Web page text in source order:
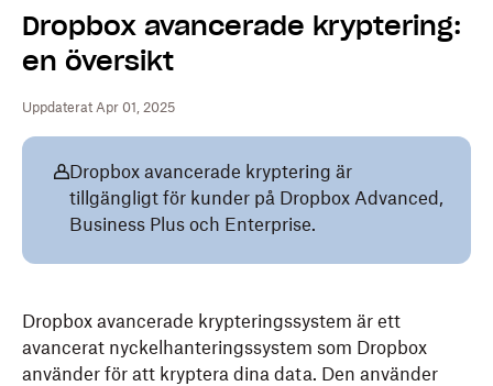
Dropbox avancerade kryptering:
en översikt
Uppdaterat Apr 01, 2025
Dropbox avancerade kryptering är
tillgängligt för kunder på Dropbox Advanced,
Business Plus och Enterprise.
Dropbox avancerade krypteringssystem är ett
avancerat nyckelhanteringssystem som Dropbox
använder för att kryptera dina data. Den använder